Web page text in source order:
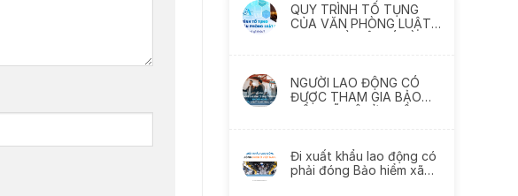
QUY TRÌNH TỐ TỤNG
CỦA VĂN PHÒNG LUẬT
NGƯỜI LAO ĐỘNG CÓ
ĐƯỢC THAM GIA BẢO
HIỂM XÃ HỘI Ở NHIỀU
Đi xuất khẩu lao động có
phải đóng Bảo hiểm xã